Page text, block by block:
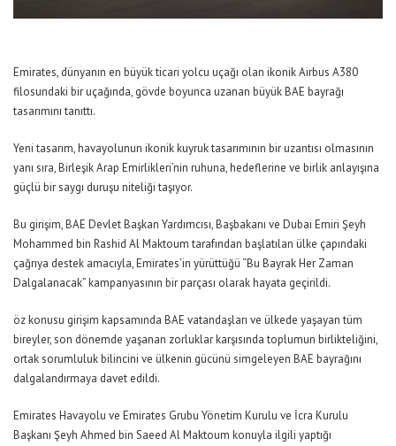
Emirates, dünyanın en büyük ticari yolcu uçağı olan ikonik Airbus A380
filosundaki bir uçağında, gövde boyunca uzanan büyük BAE bayrağı
tasarımını tanıttı.
Yeni tasarım, havayolunun ikonik kuyruk tasarımının bir uzantısı olmasının
yanı sıra, Birleşik Arap Emirlikleri’nin ruhuna, hedeflerine ve birlik anlayışına
güçlü bir saygı duruşu niteliği taşıyor.
Bu girişim, BAE Devlet Başkan Yardımcısı, Başbakanı ve Dubai Emiri Şeyh
Mohammed bin Rashid Al Maktoum tarafından başlatılan ülke çapındaki
çağrıya destek amacıyla, Emirates’in yürüttüğü “Bu Bayrak Her Zaman
Dalgalanacak” kampanyasının bir parçası olarak hayata geçirildi.
öz konusu girişim kapsamında BAE vatandaşları ve ülkede yaşayan tüm
bireyler, son dönemde yaşanan zorluklar karşısında toplumun birlikteliğini,
ortak sorumluluk bilincini ve ülkenin gücünü simgeleyen BAE bayrağını
dalgalandırmaya davet edildi.
Emirates Havayolu ve Emirates Grubu Yönetim Kurulu ve İcra Kurulu
Başkanı Şeyh Ahmed bin Saeed Al Maktoum konuyla ilgili yaptığı